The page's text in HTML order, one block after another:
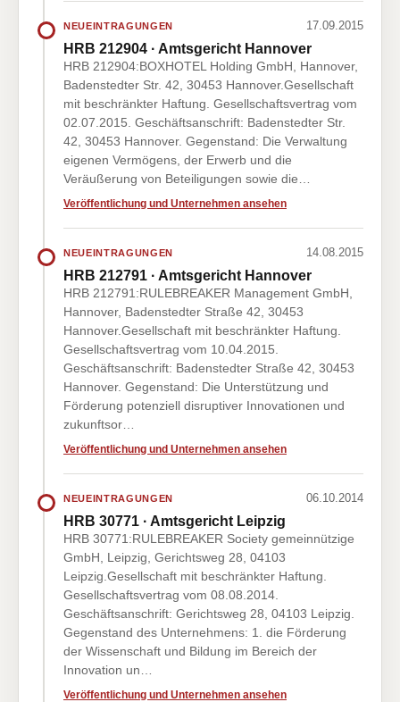
NEUEINTRAGUNGEN 17.09.2015
HRB 212904 · Amtsgericht Hannover
HRB 212904:BOXHOTEL Holding GmbH, Hannover,
Badenstedter Str. 42, 30453 Hannover.Gesellschaft
mit beschränkter Haftung. Gesellschaftsvertrag vom
02.07.2015. Geschäftsanschrift: Badenstedter Str.
42, 30453 Hannover. Gegenstand: Die Verwaltung
eigenen Vermögens, der Erwerb und die
Veräußerung von Beteiligungen sowie die…
Veröffentlichung und Unternehmen ansehen
NEUEINTRAGUNGEN 14.08.2015
HRB 212791 · Amtsgericht Hannover
HRB 212791:RULEBREAKER Management GmbH,
Hannover, Badenstedter Straße 42, 30453
Hannover.Gesellschaft mit beschränkter Haftung.
Gesellschaftsvertrag vom 10.04.2015.
Geschäftsanschrift: Badenstedter Straße 42, 30453
Hannover. Gegenstand: Die Unterstützung und
Förderung potenziell disruptiver Innovationen und
zukunftsor…
Veröffentlichung und Unternehmen ansehen
NEUEINTRAGUNGEN 06.10.2014
HRB 30771 · Amtsgericht Leipzig
HRB 30771:RULEBREAKER Society gemeinnützige
GmbH, Leipzig, Gerichtsweg 28, 04103
Leipzig.Gesellschaft mit beschränkter Haftung.
Gesellschaftsvertrag vom 08.08.2014.
Geschäftsanschrift: Gerichtsweg 28, 04103 Leipzig.
Gegenstand des Unternehmens: 1. die Förderung
der Wissenschaft und Bildung im Bereich der
Innovation un…
Veröffentlichung und Unternehmen ansehen